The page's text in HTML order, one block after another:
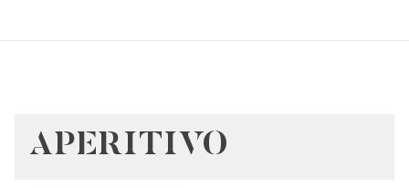
APERITIVO